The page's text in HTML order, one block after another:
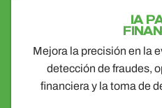
IA
Mejora la precisión en la
detección de fraudes,
financiera y la toma de